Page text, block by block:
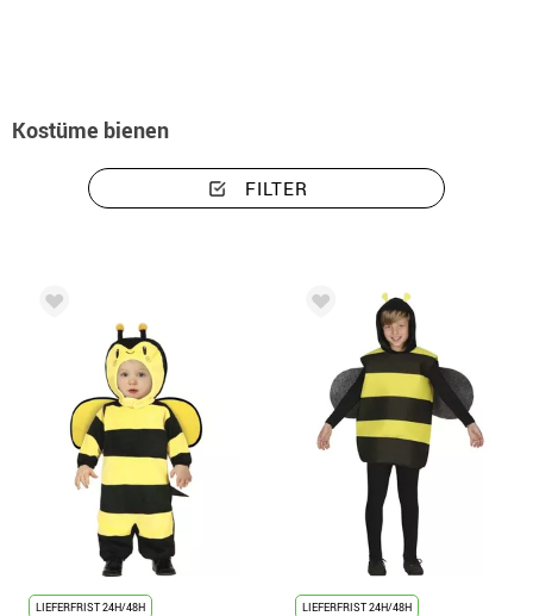
Kostüme bienen
FILTER
LIEFERFRIST 24H/48H
LIEFERFRIST 24H/48H